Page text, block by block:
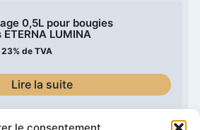
0,5L pour bougies
LUMINA
de TVA
Lire la suite